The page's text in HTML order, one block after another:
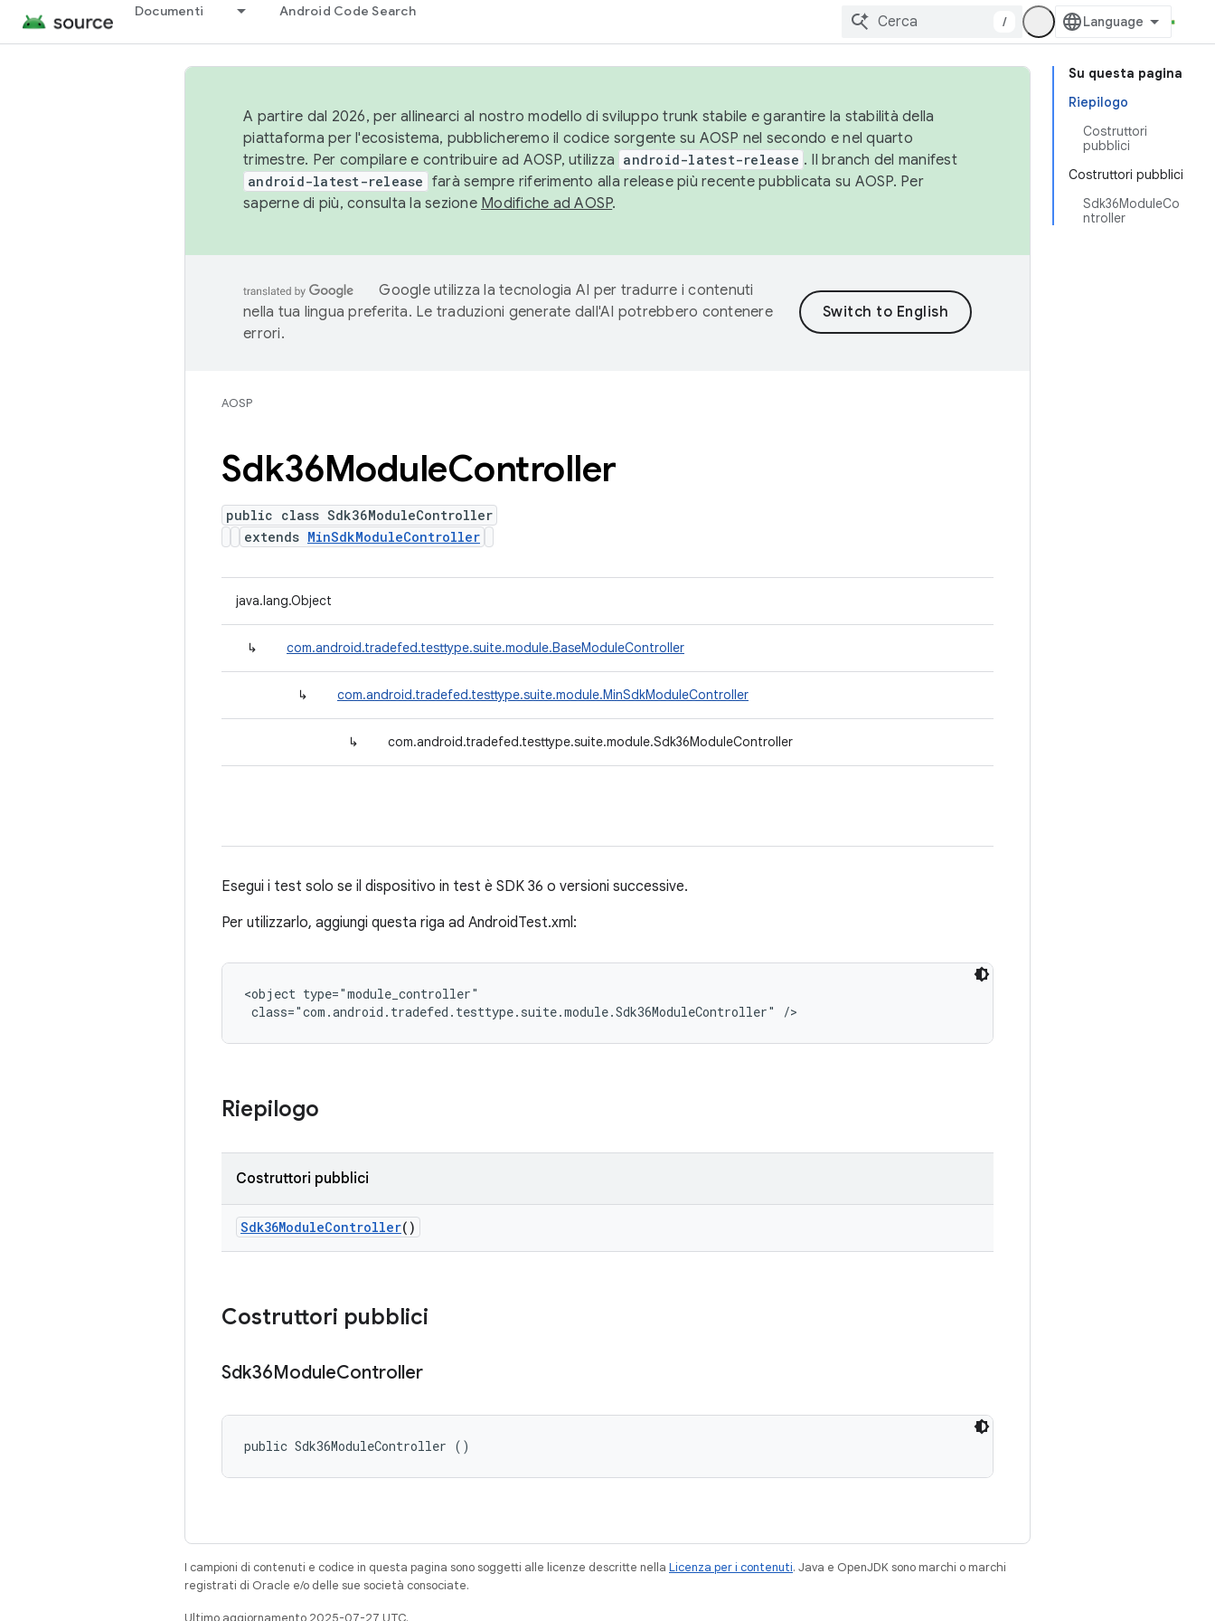
Documenti Android Code Search
/
Su questa pagina
Riepilogo
Costruttori
pubblici
Costruttori pubblici
Sdk36ModuleCo
ntroller
A partire dal 2026, per allinearci al nostro modello di sviluppo trunk stabile e garantire la stabilità della
piattaforma per l'ecosistema, pubblicheremo il codice sorgente su AOSP nel secondo e nel quarto
trimestre. Per compilare e contribuire ad AOSP, utilizza android-latest-release . Il branch del manifest
android-latest-release farà sempre riferimento alla release più recente pubblicata su AOSP. Per
saperne di più, consulta la sezione Modifiche ad AOSP.
Google utilizza la tecnologia AI per tradurre i contenuti
nella tua lingua preferita. Le traduzioni generate dall'AI potrebbero contenere
errori.
AOSP
Sdk36ModuleController
public class Sdk36ModuleController
extends MinSdkModuleController
java.lang.Object
↳ com.android.tradefed.testtype.suite.module.BaseModuleController
↳ com.android.tradefed.testtype.suite.module.MinSdkModuleController
↳ com.android.tradefed.testtype.suite.module.Sdk36ModuleController
Esegui i test solo se il dispositivo in test è SDK 36 o versioni successive.
Per utilizzarlo, aggiungi questa riga ad AndroidTest.xml:
<object type="module_controller"
class="com.android.tradefed.testtype.suite.module.Sdk36ModuleController" />
Riepilogo
Costruttori pubblici
Sdk36ModuleController()
Costruttori pubblici
Sdk36ModuleController
public Sdk36ModuleController ()
I campioni di contenuti e codice in questa pagina sono soggetti alle licenze descritte nella Licenza per i contenuti. Java e OpenJDK sono marchi o marchi
registrati di Oracle e/o delle sue società consociate.
Ultimo aggiornamento 2025-07-27 UTC.